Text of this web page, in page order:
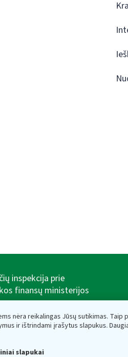
nėra reikalingas Jūsų sutikimas. Taip
ir ištrindami įrašytus slapukus.
slapukai
inspekcija prie
finansų ministerijos
14, 01107 Vilnius, Lietuva,
pristatymo dėžutės adresas
ministerijos kaupiami ir